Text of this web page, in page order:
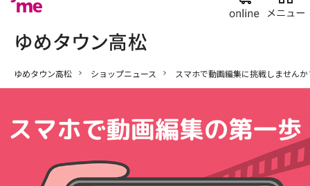
ゆめタウン高松 ショップニュース スマホで動画編集に挑戦しませんか